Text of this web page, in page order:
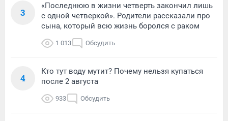
3
«Последнюю в жизни четверть закончил лишь
с одной четверкой». Родители рассказали про
сына, который всю жизнь боролся с раком
1 013 Обсудить
4
Кто тут воду мутит? Почему нельзя купаться
после 2 августа
933 Обсудить